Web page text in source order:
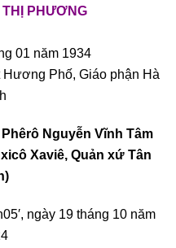
PHƯƠNG
01 năm 1934
Phố, Giáo phận Hà
Nguyễn Vĩnh Tâm
Xaviê, Quản xứ Tân
ngày 19 tháng 10 năm